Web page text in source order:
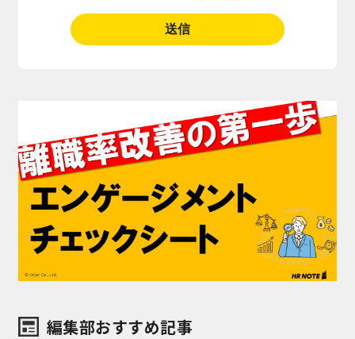
編集部おすすめ記事